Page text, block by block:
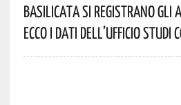
Basilicata Si Registrano Gli
Ecco I Dati Dell’Ufficio Studi